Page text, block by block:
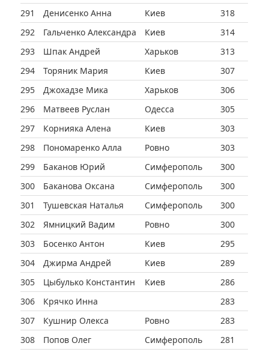
291
Денисенко Анна Киев
318
292
Гальченко Александра Киев
314
293
Шпак Андрей Харьков
313
294
Торяник Мария Киев
307
295
Джохадзе Мика Харьков
306
296
Матвеев Руслан Одесса
305
297
Корнияка Алена Киев
303
298
Пономаренко Алла Ровно
303
299
Баканов Юрий Симферополь
300
300
Баканова Оксана Симферополь
300
301
Тушевская Наталья Симферополь
300
302
Ямницкий Вадим Ровно
300
303
Босенко Антон Киев
295
304
Джирма Андрей Киев
289
305
Цыбулько Константин Киев
286
306
Крячко Инна
283
307
Кушнир Олекса Ровно
283
308
Попов Олег Симферополь
281